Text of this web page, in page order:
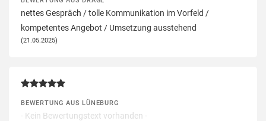
nettes Gespräch / tolle Kommunikation im Vorfeld /
kompetentes Angebot / Umsetzung ausstehend
(21.05.2025)
BEWERTUNG AUS LÜNEBURG
- Kein Bewertungstext vorhanden -